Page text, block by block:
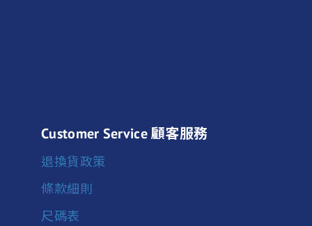
Customer Service 顧客服務
退換貨政策
條款細則
尺碼表